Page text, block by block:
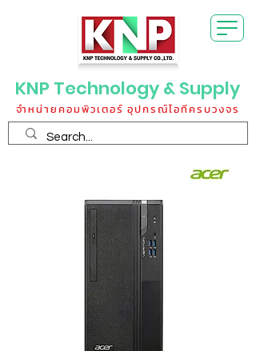
KNP Technology & Supply
จำหน่ายคอมพิวเตอร์ อุปกรณ์ไอทีครบวงจร